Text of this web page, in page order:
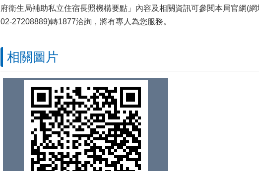
府衛生局補助私立住宿長照機構要點」內容及相關資訊可參閱本局官網(網
02-27208889)轉1877洽詢，將有專人為您服務。
相關圖片